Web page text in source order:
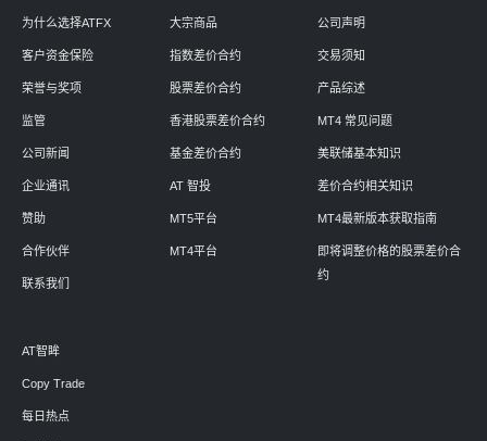
为什么选择ATFX
客户资金保险
荣誉与奖项
监管
公司新闻
企业通讯
赞助
合作伙伴
联系我们
大宗商品
指数差价合约
股票差价合约
香港股票差价合约
基金差价合约
AT 智投
MT5平台
MT4平台
公司声明
交易须知
产品综述
MT4 常见问题
美联储基本知识
差价合约相关知识
MT4最新版本获取指南
即将调整价格的股票差价合
约
AT智眸
Copy Trade
每日热点